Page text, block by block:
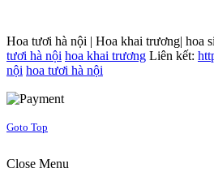
Hoa tươi hà nội | Hoa khai trương| hoa
tươi hà nội hoa khai trương Liên kết:
nội hoa tươi hà nội
Goto Top
Close Menu